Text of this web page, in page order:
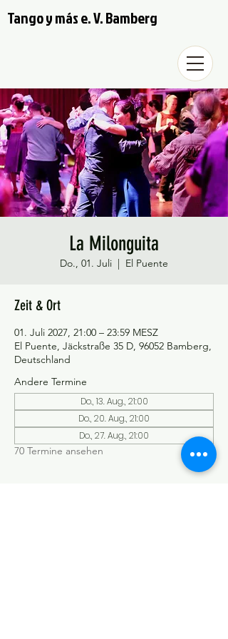
Tango y más e. V. Bamberg
La Milonguita
Do., 01. Juli
  |
El Puente
Zeit & Ort
01. Juli 2027, 21:00 – 23:59 MESZ
El Puente, Jäckstraße 35 D, 96052 Bamberg,
Deutschland
Andere Termine
Do., 13. Aug., 21:00
Do., 20. Aug., 21:00
Do., 27. Aug., 21:00
70 Termine ansehen